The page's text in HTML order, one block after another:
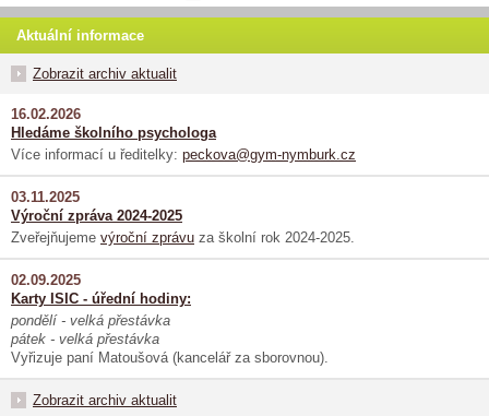
Aktuální informace
Zobrazit archiv aktualit
16.02.2026
Hledáme školního psychologa
Více informací u ředitelky: peckova@gym-nymburk.cz
03.11.2025
Výroční zpráva 2024-2025
Zveřejňujeme výroční zprávu za školní rok 2024-2025.
02.09.2025
Karty ISIC - úřední hodiny:
pondělí - velká přestávka
pátek - velká přestávka
Vyřizuje paní Matoušová (kancelář za sborovnou).
Zobrazit archiv aktualit